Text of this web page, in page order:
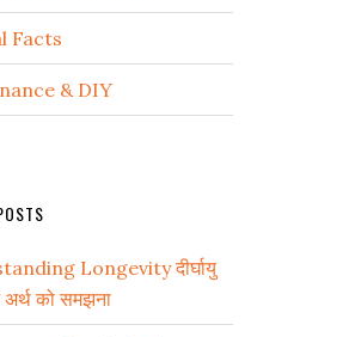
Facts
& DIY
Longevity दीर्घायु
को समझना